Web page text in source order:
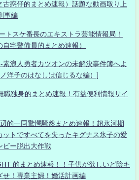
惑仔的まとめ速報）話題な動画取り上
事編
トスケ番長のエキストラ芸能情報局！
自宅警備員的まとめ速報）
素浪人勇者カツオンの未解決事件簿へよ
洋子のはなしは信じるな編）]
独身的まとめ速報！有益便利情報サイ
的一同驚愕騒然まとめ速報！超氷河期
トですべてを失ったキグナス氷子の愛
ビー脱出大作戦
的まとめ速報！！子供が欲しいど陰キ
せ！専業主婦！婚活計画編